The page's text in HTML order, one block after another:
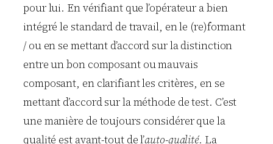
pour lui. En vérifiant que l’opérateur a bien
intégré le standard de travail, en le (re)formant
/ ou en se mettant d’accord sur la distinction
entre un bon composant ou mauvais
composant, en clarifiant les critères, en se
mettant d’accord sur la méthode de test. C’est
une manière de toujours considérer que la
qualité est avant-tout de l’auto-qualité. La